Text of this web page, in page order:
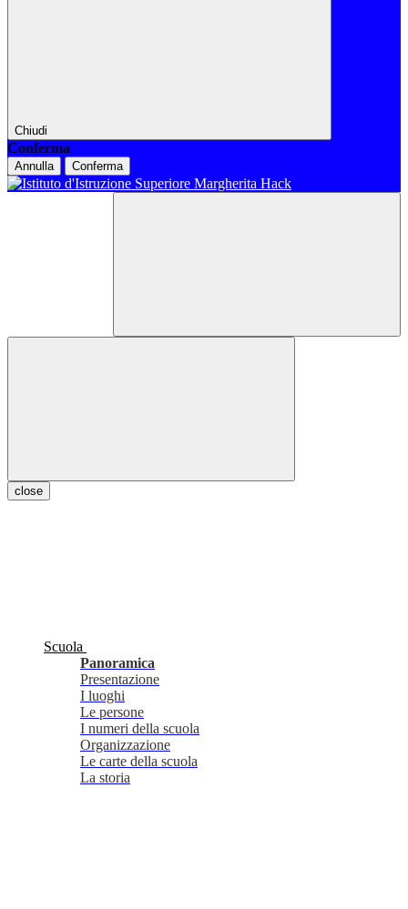
Chiudi
Conferma
Annulla Conferma
close
Scuola
Panoramica
Presentazione
I luoghi
Le persone
I numeri della scuola
Organizzazione
Le carte della scuola
La storia